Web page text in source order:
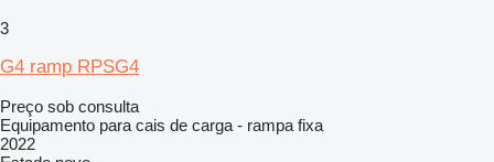
3
G4 ramp RPSG4
Preço sob consulta
Equipamento para cais de carga - rampa fixa
2022